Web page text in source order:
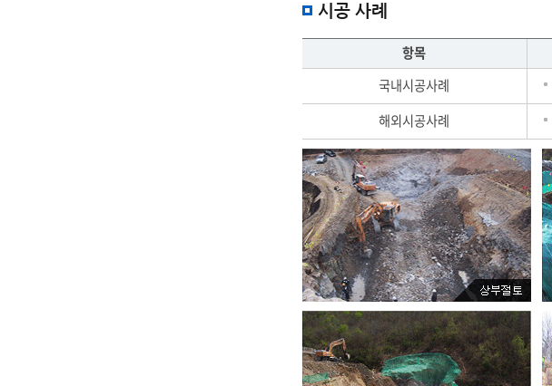
시공 사례
해외시공사례에
제공합니다.
항목
국내시공사례
해외시공사례